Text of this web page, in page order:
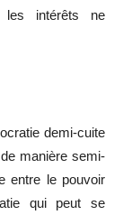
les intérêts ne
demi-cuite
manière semi-
entre le pouvoir
qui peut se